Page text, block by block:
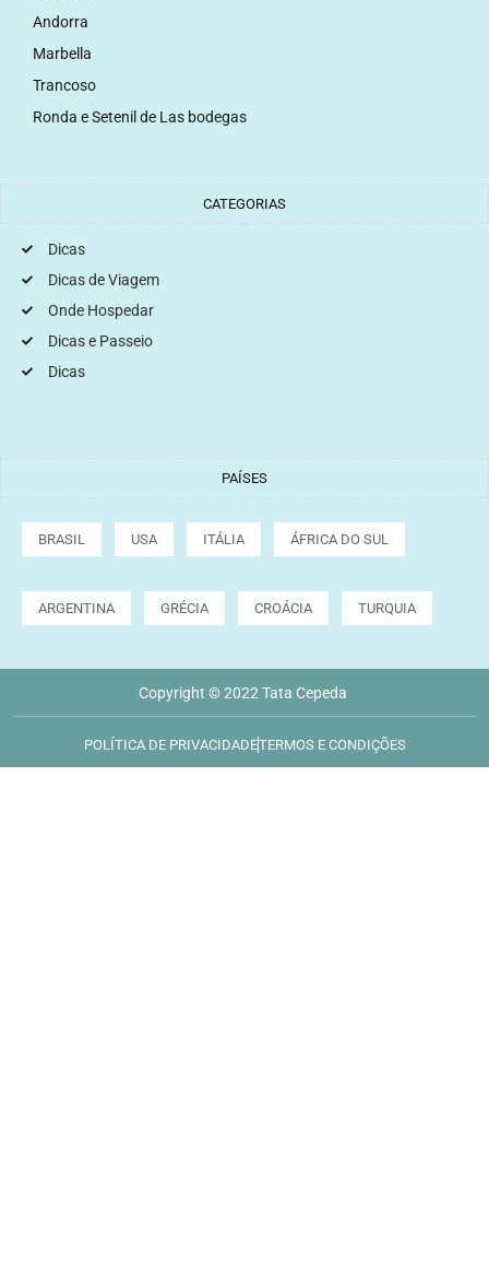
Andorra
Marbella
Trancoso
Ronda e Setenil de Las bodegas
CATEGORIAS
Dicas
Dicas de Viagem
Onde Hospedar
Dicas e Passeio
Dicas
PAÍSES
BRASIL USA ITÁLIA ÁFRICA DO SUL
ARGENTINA GRÉCIA CROÁCIA TURQUIA
Copyright © 2022 Tata Cepeda
POLÍTICA DE PRIVACIDADETERMOS E CONDIÇÕES